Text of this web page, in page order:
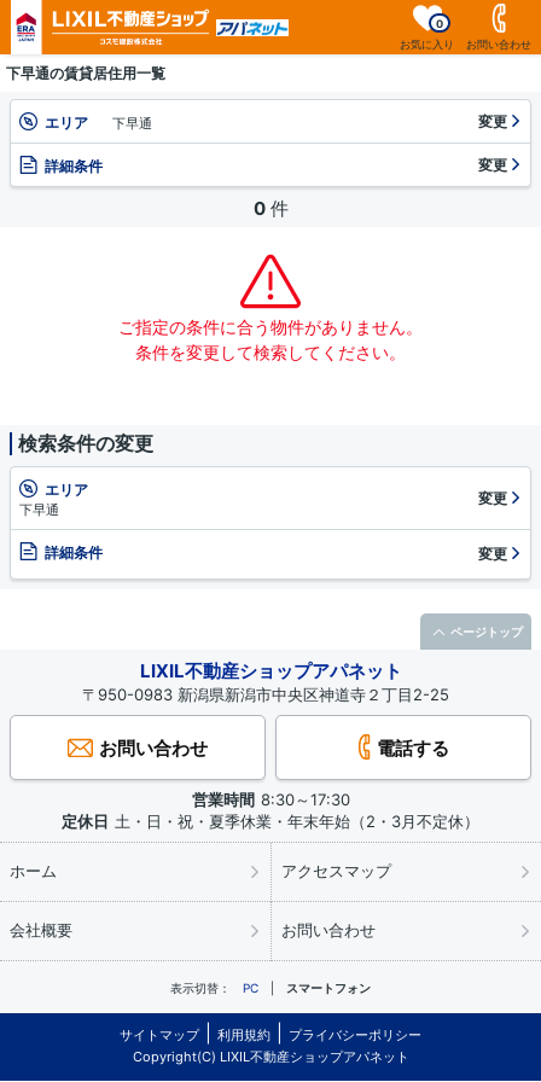
お気に入り
0
お問い合わせ
下早通の賃貸居住用一覧
エリア 下早通 変更
詳細条件 変更
0 件
ご指定の条件に合う物件がありません。
条件を変更して検索してください。
検索条件の変更
エリア
下早通
変更
詳細条件 変更
LIXIL不動産ショップアパネット
〒950-0983 新潟県新潟市中央区神道寺２丁目2-25
お問い合わせ 電話する
営業時間 8:30～17:30
定休日 土・日・祝・夏季休業・年末年始（2・3月不定休）
ホーム アクセスマップ
会社概要 お問い合わせ
表示切替： PC スマートフォン
サイトマップ 利用規約
プライバシーポリシー
Copyright(C) LIXIL不動産ショップアパネット
ページトップ